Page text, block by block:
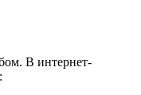
В интернет-